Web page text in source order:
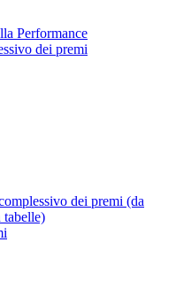
Performance
dei premi
dei premi (da
tabelle)